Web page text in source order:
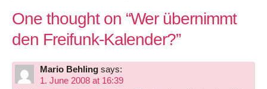
One thought on “Wer übernimmt
den Freifunk-Kalender?”
Mario Behling says:
1. June 2008 at 16:39